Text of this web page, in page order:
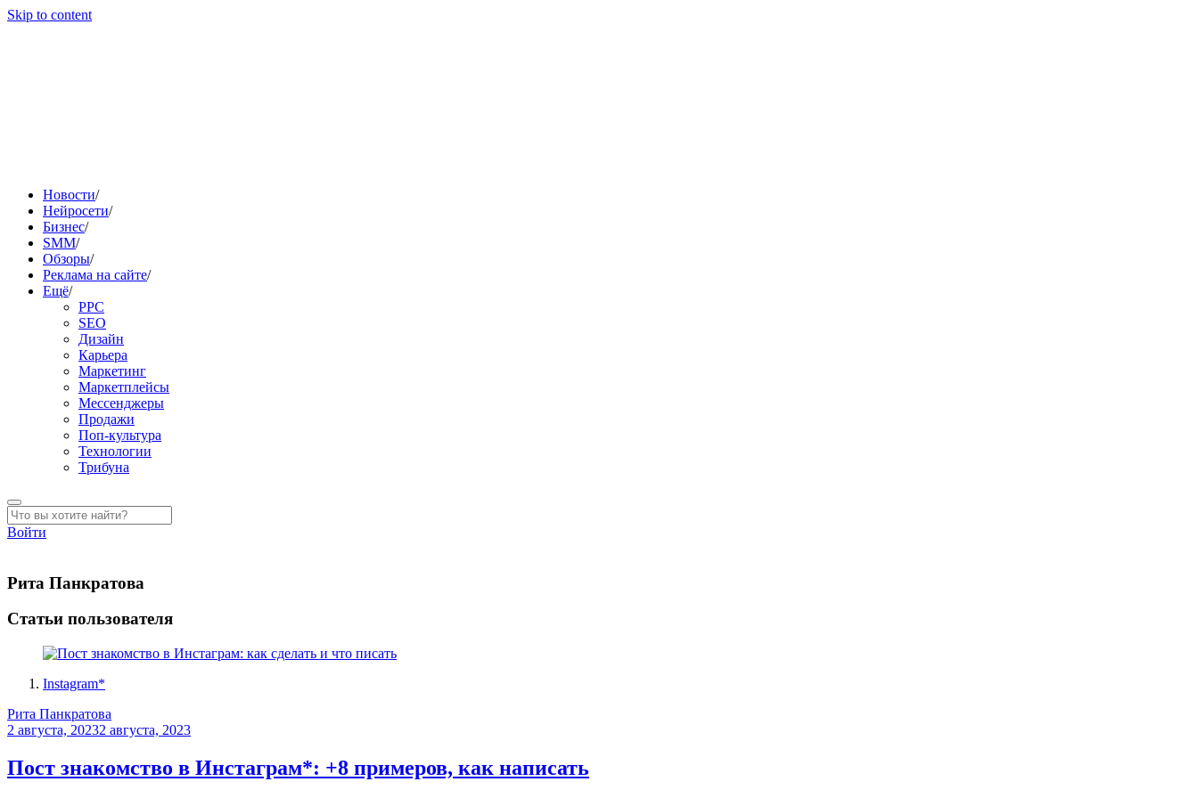
Skip to content
Новости/
Нейросети/
Бизнес/
SMM/
Обзоры/
Реклама на сайте/
Ещё/
PPC
SEO
Дизайн
Карьера
Маркетинг
Маркетплейсы
Мессенджеры
Продажи
Поп-культура
Технологии
Трибуна
Войти
Рита Панкратова
Статьи пользователя
Instagram*
Рита Панкратова
2 августа, 20232 августа, 2023
Пост знакомство в Инстаграм*: +8 примеров, как написать